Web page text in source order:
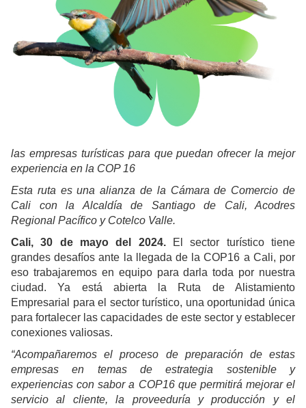
las empresas turísticas para que puedan ofrecer la mejor
experiencia en la COP 16
Esta ruta es una alianza de la Cámara de Comercio de
Cali con la Alcaldía de Santiago de Cali, Acodres
Regional Pacífico y Cotelco Valle.
Cali, 30 de mayo del 2024.El sector turístico tiene
grandes desafíos ante la llegada de la COP16 a Cali, por
eso trabajaremos en equipo para darla toda por nuestra
ciudad. Ya está abierta la Ruta de Alistamiento
Empresarial para el sector turístico, una oportunidad única
para fortalecer las capacidades de este sector y establecer
conexiones valiosas.
“Acompañaremos el proceso de preparación de estas
empresas en temas de estrategia sostenible y
experiencias con sabor a COP16 que permitirá mejorar el
servicio al cliente, la proveeduría y producción y el